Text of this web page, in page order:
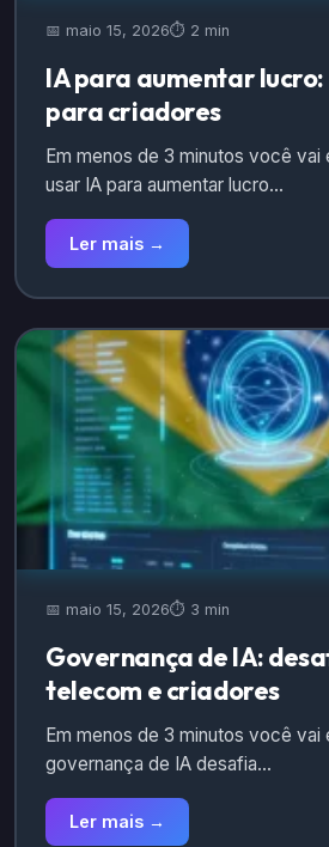
📅 maio 15, 2026⏱️ 2 min
IA para aumentar
para criadores
Em menos de 3 minutos você vai
usar IA para aumentar lucro…
Ler mais →
📅 maio 15, 2026⏱️ 3 min
Governança de IA:
telecom e criadores
Em menos de 3 minutos você vai
governança de IA desafia…
Ler mais →